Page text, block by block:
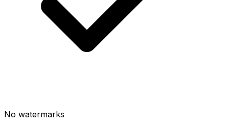
No watermarks